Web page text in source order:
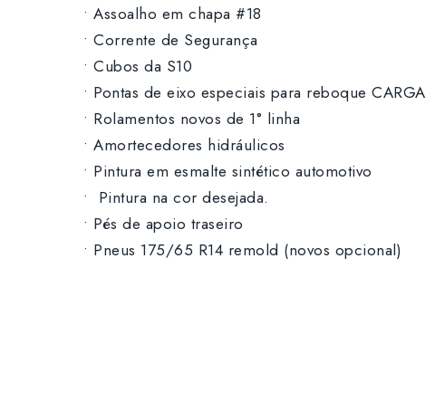
• Assoalho em chapa #18
• Corrente de Segurança
• Cubos da S10
• Pontas de eixo especiais para reboque CARGA
• Rolamentos novos de 1° linha
• Amortecedores hidráulicos
• Pintura em esmalte sintético automotivo
• Pintura na cor desejada.
• Pés de apoio traseiro
• Pneus 175/65 R14 remold (novos opcional)